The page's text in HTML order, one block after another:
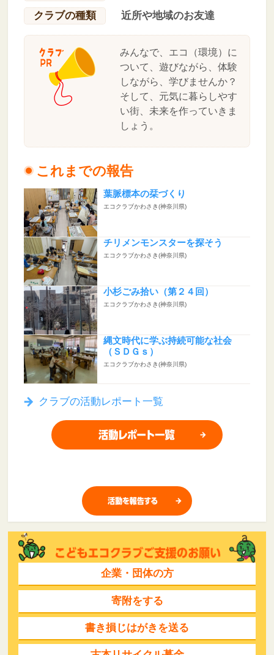
クラブの種類
近所や地域のお友達
みんなで、エコ（環境）に
ついて、遊びながら、体験
しながら、学びませんか？
そして、元気に暮らしやす
い街、未来を作っていきま
しょう。
これまでの報告
葉脈標本の栞づくり
エコクラブかわさき(神奈川県)
チリメンモンスターを探そう
エコクラブかわさき(神奈川県)
小杉ごみ拾い（第２４回）
エコクラブかわさき(神奈川県)
縄文時代に学ぶ持続可能な社会
（ＳＤＧｓ）
エコクラブかわさき(神奈川県)
クラブの活動レポート一覧
企業・団体の方
寄附をする
書き損じはがきを送る